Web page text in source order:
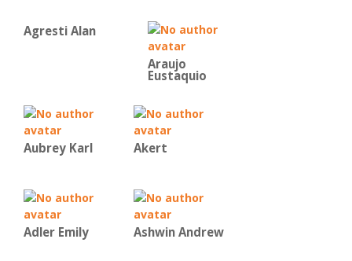
Agresti Alan
Araujo
Eustaquio
Aubrey Karl Akert
Adler Emily Ashwin Andrew